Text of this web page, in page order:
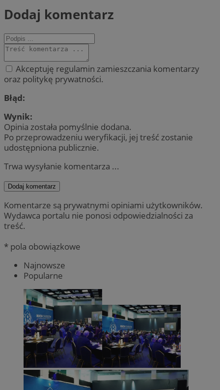
Dodaj komentarz
Akceptuję regulamin zamieszczania komentarzy
oraz politykę prywatności.
Błąd:
Wynik:
Opinia została pomyślnie dodana.
Po przeprowadzeniu weryfikacji, jej treść zostanie
udostępniona publicznie.
Trwa wysyłanie komentarza ...
Dodaj komentarz
Komentarze są prywatnymi opiniami użytkowników.
Wydawca portalu nie ponosi odpowiedzialności za
treść.
* pola obowiązkowe
Najnowsze
Popularne